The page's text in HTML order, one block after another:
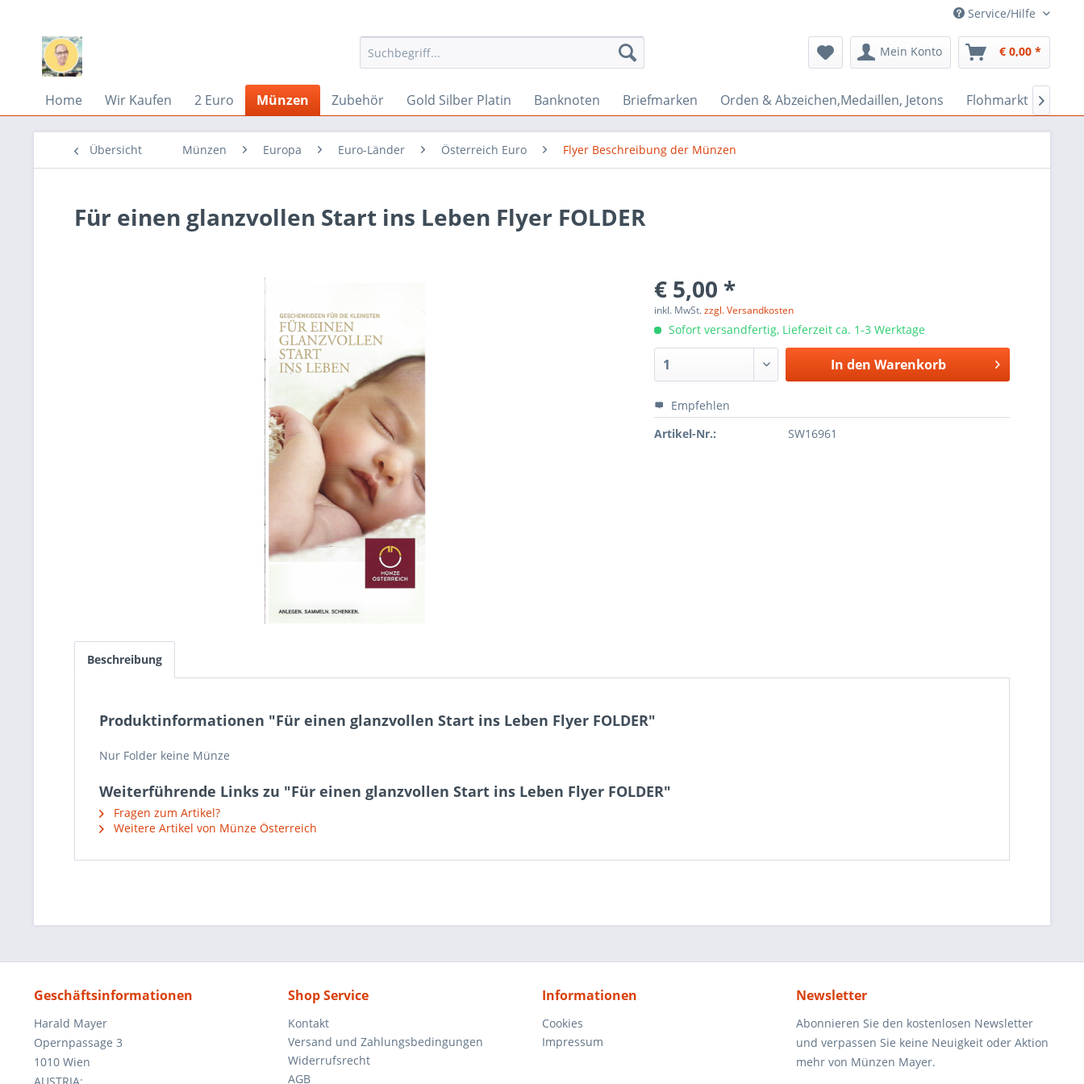
Service/Hilfe
Mein Konto € 0,00 *
Home Wir Kaufen 2 Euro Münzen Zubehör Gold Silber Platin Banknoten Briefmarken Orden & Abzeichen,Medaillen, Jetons Flohmarkt Bazar

Übersicht Münzen Europa Euro-Länder Österreich Euro Flyer Beschreibung der Münzen
Für einen glanzvollen Start ins Leben Flyer FOLDER
€ 5,00 *
inkl. MwSt.zzgl. Versandkosten
Sofort versandfertig, Lieferzeit ca. 1-3 Werktage
In den Warenkorb
Empfehlen
Artikel-Nr.:
SW16961
Beschreibung
Produktinformationen "Für einen glanzvollen Start ins Leben Flyer FOLDER"
Nur Folder keine Münze
Weiterführende Links zu "Für einen glanzvollen Start ins Leben Flyer FOLDER"
Fragen zum Artikel?
Weitere Artikel von Münze Österreich
Geschäftsinformationen
Harald Mayer
Opernpassage 3
1010 Wien
Shop Service
Kontakt
Versand und Zahlungsbedingungen
Widerrufsrecht
AGB
Informationen
Cookies
Impressum
Newsletter
Abonnieren Sie den kostenlosen Newsletter
und verpassen Sie keine Neuigkeit oder Aktion
mehr von Münzen Mayer.